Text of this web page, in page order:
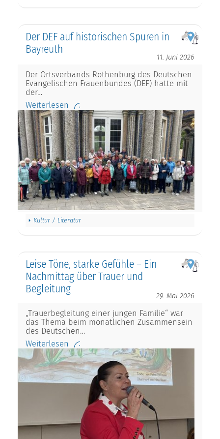
Der DEF auf historischen Spuren in
Bayreuth
11. Juni 2026
Der Ortsverbands Rothenburg des Deutschen
Evangelischen Frauenbundes (DEF) hatte mit
der…
Weiterlesen
Kultur / Literatur
Leise Töne, starke Gefühle – Ein
Nachmittag über Trauer und
Begleitung
29. Mai 2026
„Trauerbegleitung einer jungen Familie“ war
das Thema beim monatlichen Zusammensein
des Deutschen…
Weiterlesen